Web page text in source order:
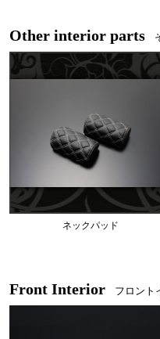
Other interior parts
ネックパッド
Front Interior フロント